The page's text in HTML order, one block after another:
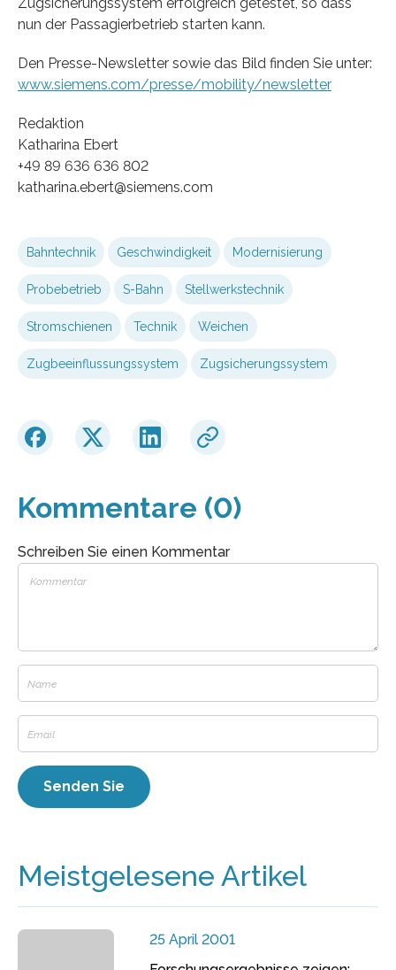
nun der Passagierbetrieb starten kann.
Den Presse-Newsletter sowie das Bild finden Sie unter:
www.siemens.com/presse/mobility/newsletter
Redaktion
Katharina Ebert
+49 89 636 636 802
katharina.ebert@siemens.com
Bahntechnik Geschwindigkeit Modernisierung
Probebetrieb S-Bahn Stellwerkstechnik
Stromschienen Technik Weichen
Zugbeeinflussungssystem Zugsicherungssystem
Kommentare (0)
Schreiben Sie einen Kommentar
Meistgelesene Artikel
25 April 2001